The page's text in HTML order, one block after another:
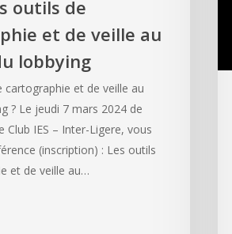
outils de
et de veille au
lobbying
cartographie et de veille au
? Le jeudi 7 mars 2024 de
Club IES – Inter-Ligere, vous
(inscription) : Les outils
et de veille au…